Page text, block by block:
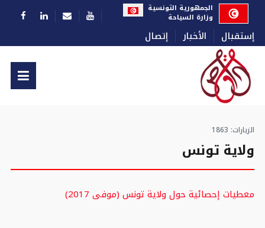
إستقبال الأخبار إتصال
اختر لغتكالجمهورية التونسية
وزارة السياحة
الزيارات: 1863
ولاية تونس
معطيات إحصائية حول ولاية تونس (موفى 2017)